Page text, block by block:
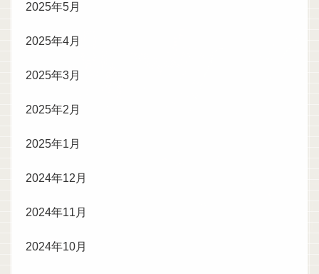
2025年5月
2025年4月
2025年3月
2025年2月
2025年1月
2024年12月
2024年11月
2024年10月